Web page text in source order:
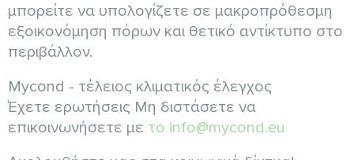
μπορείτε να υπολογίζετε σε μακροπρόθεσμη
εξοικονόμηση πόρων και θετικό αντίκτυπο στο
περιβάλλον.
Mycond - τέλειος κλιματικός έλεγχος
Έχετε ερωτήσεις Μη διστάσετε να
επικοινωνήσετε με το info@mycond.eu